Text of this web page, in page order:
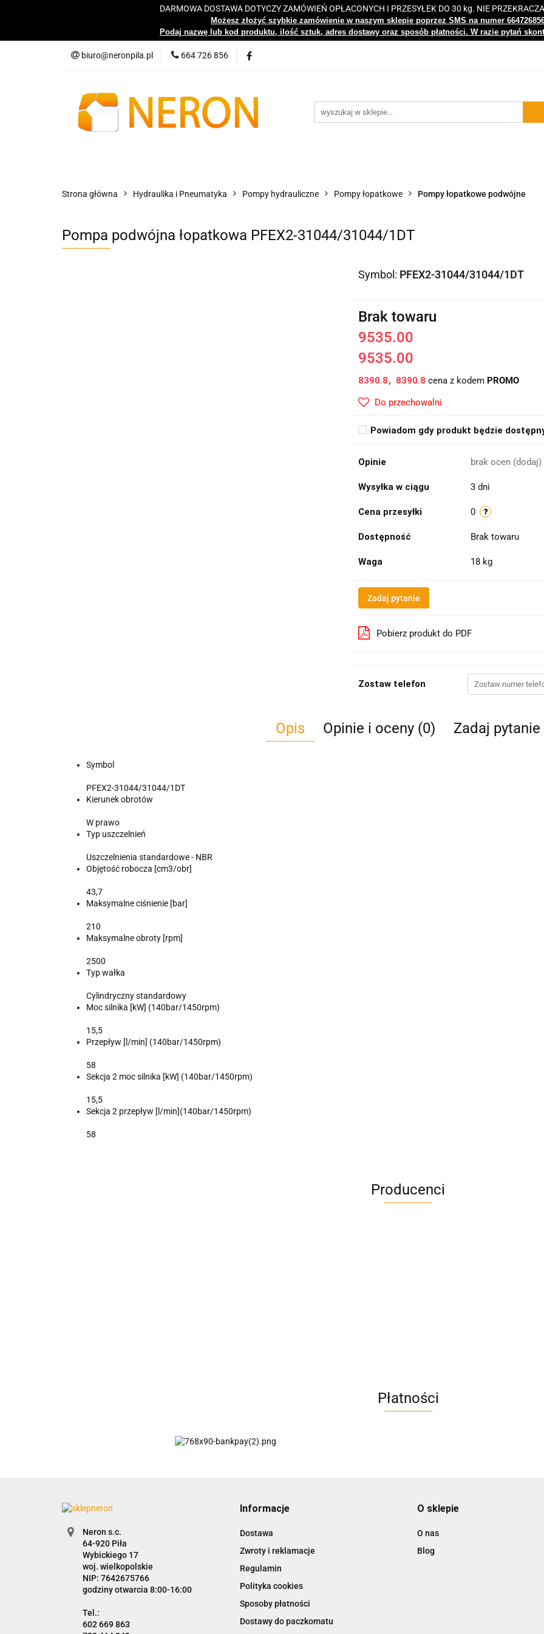
DARMOWA DOSTAWA DOTYCZY ZAMÓWIEŃ OPŁACONYCH I PRZESYŁEK DO 30 kg. NIE
Możesz złożyć szybkie zamówienie w naszym sklepie poprzez SMS na numer
Podaj nazwę lub kod produktu, ilość sztuk, adres dostawy oraz sposób płatności. W razie pytań
biuro@neronpila.pl 664 726 856
Katalogi Nowości Bestsellery Kontakt Centrum
Strona główna Hydraulika i Pneumatyka Pompy hydrauliczne Pompy łopatkowe Pompy łopatkowe podwójne
Pompa podwójna łopatkowa PFEX2-31044/31044/1DT
Symbol: PFEX2-31044/31044/1DT
Brak towaru
9535.00
9535.00
8390.8 8390.8 cena z kodem PROMO
Do przechowalni
Powiadom gdy produkt będzie
Opinie brak ocen (dodaj)
Wysyłka w ciągu 3 dni
Cena przesyłki 0
Dostępność Brak towaru
Waga 18 kg
Zadaj pytanie
Pobierz produkt do PDF
Zostaw telefon
Opis Opinie i oceny (0) Zadaj pytanie
Symbol
PFEX2-31044/31044/1DT
Kierunek obrotów
W prawo
Typ uszczelnień
Uszczelnienia standardowe - NBR
Objętość robocza [cm3/obr]
43,7
Maksymalne ciśnienie [bar]
210
Maksymalne obroty [rpm]
2500
Typ wałka
Cylindryczny standardowy
Moc silnika [kW] (140bar/1450rpm)
15,5
Przepływ [l/min] (140bar/1450rpm)
58
Sekcja 2 moc silnika [kW] (140bar/1450rpm)
15,5
Sekcja 2 przepływ [l/min](140bar/1450rpm)
58
Producenci
AC EasyLine
AIRTAC
Płatności
Neron s.c.
Wybickiego 17
woj. wielkopolskie
NIP: 7642675766
godziny otwarcia 8:00-16:00
602 669 863
Informacje
Dostawa
Zwroty i reklamacje
Regulamin
Polityka cookies
Sposoby płatności
Dostawy do paczkomatu
O sklepie
O nas
Blog